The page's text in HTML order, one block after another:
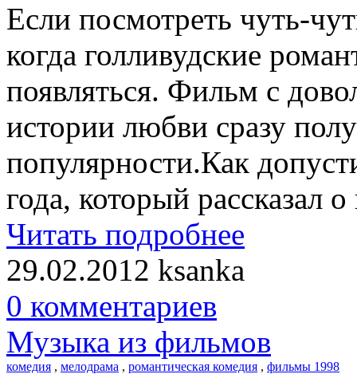
Если посмотреть чуть-
когда голливудские
появляться. Фильм с
истории любви сразу
популярности.Как
года, который рассказал
Читать подробнее
29.02.2012 ksanka
0 комментариев
Музыка из фильмов
комедия , мелодрама , романтическая комедия , фильмы 1998